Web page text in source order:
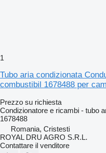
1
Tubo aria condizionata
combustibil 1678488 per
Prezzo su richiesta
Condizionatore e ricambi - tubo
1678488
Romania, Cristesti
ROYAL DRU AGRO S.R.L.
Contattare il venditore